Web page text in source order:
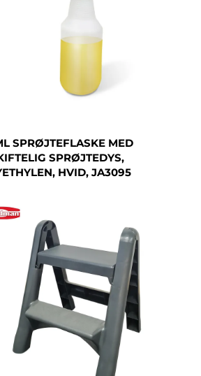
SPRØJTEFLASKE MED
SPRØJTEDYS,
HVID, JA3095